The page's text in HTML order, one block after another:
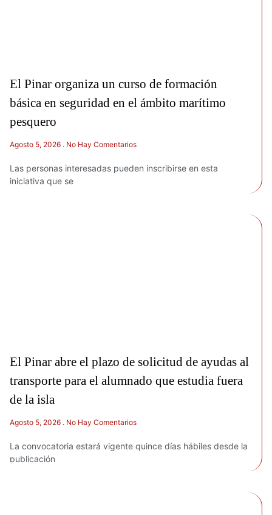
El Pinar organiza un curso de formación
básica en seguridad en el ámbito marítimo
pesquero
Agosto 5, 2026 No Hay Comentarios
Las personas interesadas pueden inscribirse en esta
iniciativa que se
El Pinar abre el plazo de solicitud de ayudas al
transporte para el alumnado que estudia fuera
de la isla
Agosto 5, 2026 No Hay Comentarios
La convocatoria estará vigente quince días hábiles desde la
publicación